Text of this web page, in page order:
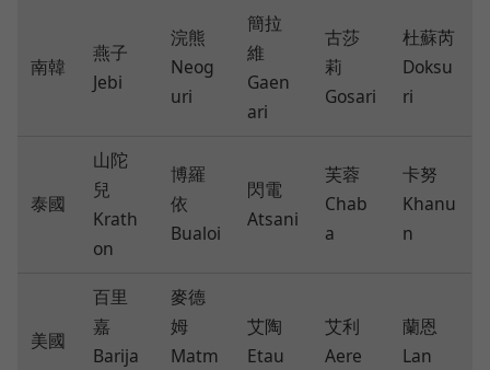
南韓
燕子
Jebi
浣熊
Neog
uri
簡拉
維
Gaen
ari
古莎
莉
Gosari
杜蘇芮
Doksu
ri
泰國
山陀
兒
Krath
on
博羅
依
Bualoi
閃電
Atsani
芙蓉
Chab
a
卡努
Khanu
n
美國
百里
嘉
Barija
麥德
姆
Matm
艾陶
Etau
艾利
Aere
蘭恩
Lan